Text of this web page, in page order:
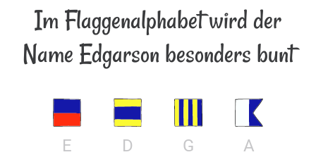
Im Flaggenalphabet wird der
Name Edgarson besonders bunt
E D G A